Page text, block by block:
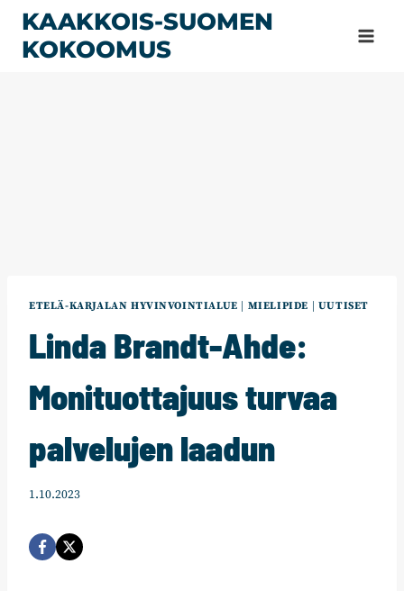
Siirry
sisältöön
KAAKKOIS-SUOMEN
KOKOOMUS
ETELÄ-KARJALAN HYVINVOINTIALUE | MIELIPIDE | UUTISET
Linda Brandt-Ahde:
Monituottajuus turvaa
palvelujen laadun
1.10.2023